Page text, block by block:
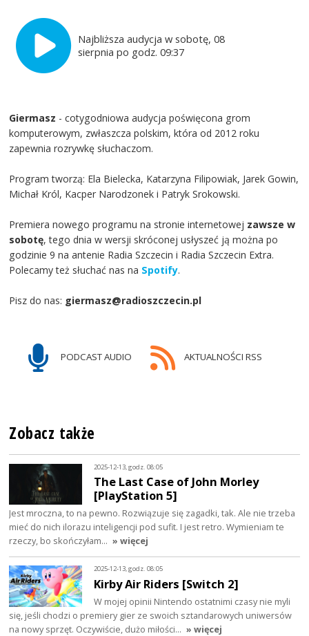
Najbliższa audycja w sobotę, 08
sierpnia po godz. 09:37
Giermasz - cotygodniowa audycja poświęcona grom
komputerowym, zwłaszcza polskim, która od 2012 roku
zapewnia rozrywkę słuchaczom.
Program tworzą: Ela Bielecka, Katarzyna Filipowiak, Jarek Gowin,
Michał Król, Kacper Narodzonek i Patryk Srokowski.
Premiera nowego programu na stronie internetowej zawsze w
sobotę, tego dnia w wersji skróconej usłyszeć ją można po
godzinie 9 na antenie Radia Szczecin i Radia Szczecin Extra.
Polecamy też słuchać nas na Spotify.
Pisz do nas: giermasz@radioszczecin.pl
PODCAST AUDIO AKTUALNOŚCI RSS
Zobacz także
2025-12-13, godz. 08:05
The Last Case of John Morley
[PlayStation 5]
Jest mroczna, to na pewno. Rozwiązuje się zagadki, tak. Ale nie trzeba
mieć do nich ilorazu inteligencji pod sufit. I jest retro. Wymieniam te
rzeczy, bo skończyłam… » więcej
2025-12-13, godz. 08:05
Kirby Air Riders [Switch 2]
W mojej opinii Nintendo ostatnimi czasy nie myli
się, jeśli chodzi o premiery gier ze swoich sztandarowych uniwersów
na nowy sprzęt. Oczywiście, dużo miłości… » więcej